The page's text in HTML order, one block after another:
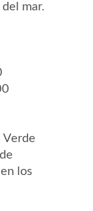
mar.
Verde
los